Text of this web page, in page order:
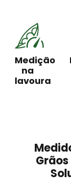
Medição
na
lavoura